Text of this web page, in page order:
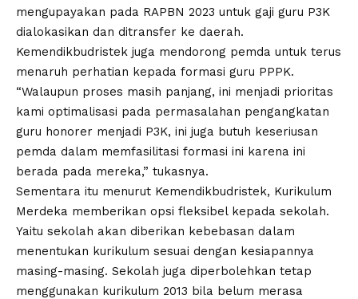
mengupayakan pada RAPBN 2023 untuk gaji guru P3K
dialokasikan dan ditransfer ke daerah.
Kemendikbudristek juga mendorong pemda untuk terus
menaruh perhatian kepada formasi guru PPPK.
“Walaupun proses masih panjang, ini menjadi prioritas
kami optimalisasi pada permasalahan pengangkatan
guru honorer menjadi P3K, ini juga butuh keseriusan
pemda dalam memfasilitasi formasi ini karena ini
berada pada mereka,” tukasnya.
Sementara itu menurut Kemendikbudristek, Kurikulum
Merdeka memberikan opsi fleksibel kepada sekolah.
Yaitu sekolah akan diberikan kebebasan dalam
menentukan kurikulum sesuai dengan kesiapannya
masing-masing. Sekolah juga diperbolehkan tetap
menggunakan kurikulum 2013 bila belum merasa